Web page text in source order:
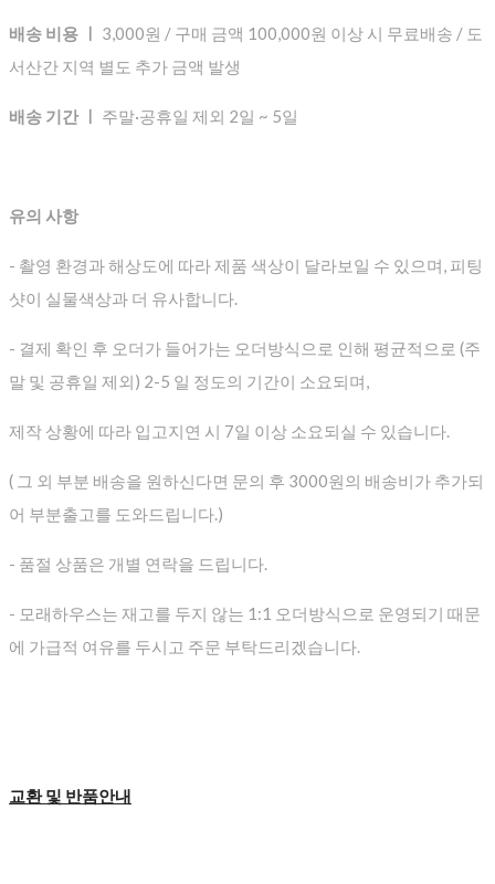
배송 비용 ㅣ 3,000원 / 구매 금액 100,000원 이상 시 무료배송 / 도
서산간 지역 별도 추가 금액 발생
배송 기간 ㅣ 주말·공휴일 제외 2일 ~ 5일
유의 사항
- 촬영 환경과 해상도에 따라 제품 색상이 달라보일 수 있으며, 피팅
샷이 실물색상과 더 유사합니다.
- 결제 확인 후 오더가 들어가는 오더방식으로 인해 평균적으로 (주
말 및 공휴일 제외) 2-5 일 정도의 기간이 소요되며,
제작 상황에 따라 입고지연 시 7일 이상 소요되실 수 있습니다.
( 그 외 부분 배송을 원하신다면 문의 후 3000원의 배송비가 추가되
어 부분출고를 도와드립니다.)
- 품절 상품은 개별 연락을 드립니다.
- 모래하우스는 재고를 두지 않는 1:1 오더방식으로 운영되기 때문
에 가급적 여유를 두시고 주문 부탁드리겠습니다.
교환 및 반품안내